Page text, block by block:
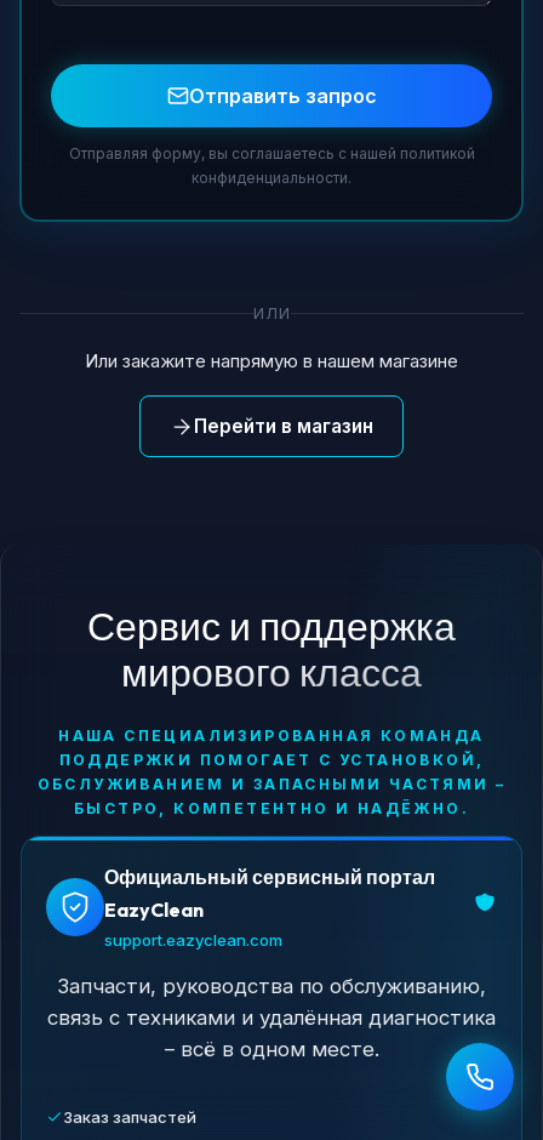
Отправить запрос
Отправляя форму, вы соглашаетесь с нашей политикой
конфиденциальности.
ИЛИ
Или закажите напрямую в нашем магазине
Перейти в магазин
Сервис и поддержка
мирового класса
НАША СПЕЦИАЛИЗИРОВАННАЯ КОМАНДА
ПОДДЕРЖКИ ПОМОГАЕТ С УСТАНОВКОЙ,
ОБСЛУЖИВАНИЕМ И ЗАПАСНЫМИ ЧАСТЯМИ –
БЫСТРО, КОМПЕТЕНТНО И НАДЁЖНО.
Официальный сервисный портал
EazyClean
support.eazyclean.com
Запчасти, руководства по обслуживанию,
связь с техниками и удалённая диагностика
– всё в одном месте.
Заказ запчастей